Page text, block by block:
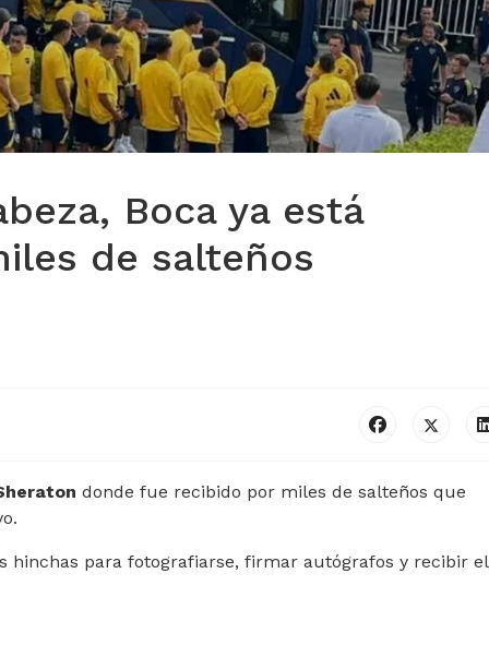
Boca ya está
de salteños
donde fue recibido por miles de salteños que
hinchas para fotografiarse, firmar autógrafos y recibir el